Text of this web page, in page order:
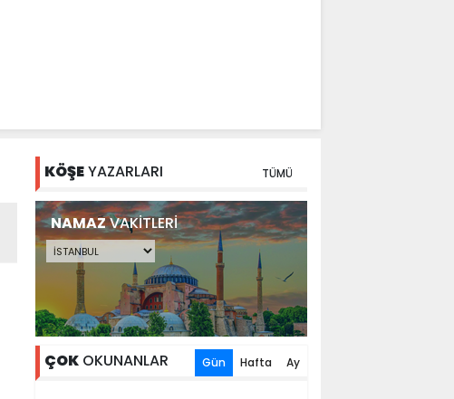
KÖŞEYAZARLARI TÜMÜ
NAMAZVAKİTLERİ
ÇOK OKUNANLAR Gün Hafta Ay